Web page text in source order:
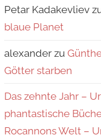
Petar Kadakevliev
blaue Planet
alexander zu
Götter starben
Das zehnte Jahr –
phantastische
Rocannons Welt –